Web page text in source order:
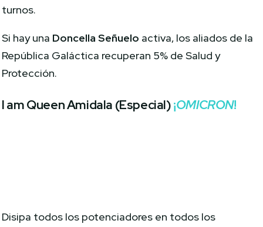
turnos.
Si hay una Doncella Señuelo activa, los aliados de la
República Galáctica recuperan 5% de Salud y
Protección.
I am Queen Amidala (Especial)¡OMICRON!
Disipa todos los potenciadores en todos los